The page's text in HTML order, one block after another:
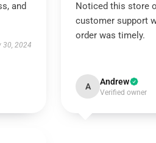
and
30, 2024
Noticed this store
customer support
order was timely.
A Andrew
Verified owner